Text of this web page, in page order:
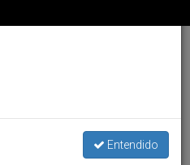
Entendido